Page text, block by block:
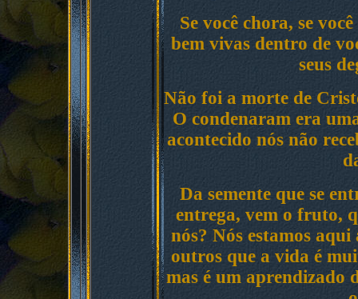
Se você chora, se
bem vivas dentro de
seus
Não foi a morte de
O condenaram era
acontecido nós não
Da semente que se
entrega, vem o fruto,
nós? Nós estamos
outros que a vida é
mas é um aprendizado